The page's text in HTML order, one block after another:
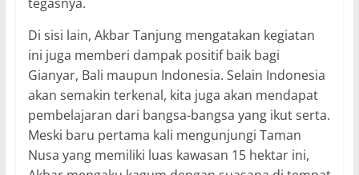
Di sisi lain, Akbar Tanjung mengatakan kegiatan
ini juga memberi dampak positif baik bagi
Gianyar, Bali maupun Indonesia. Selain Indonesia
akan semakin terkenal, kita juga akan mendapat
pembelajaran dari bangsa-bangsa yang ikut serta.
Meski baru pertama kali mengunjungi Taman
Nusa yang memiliki luas kawasan 15 hektar ini,